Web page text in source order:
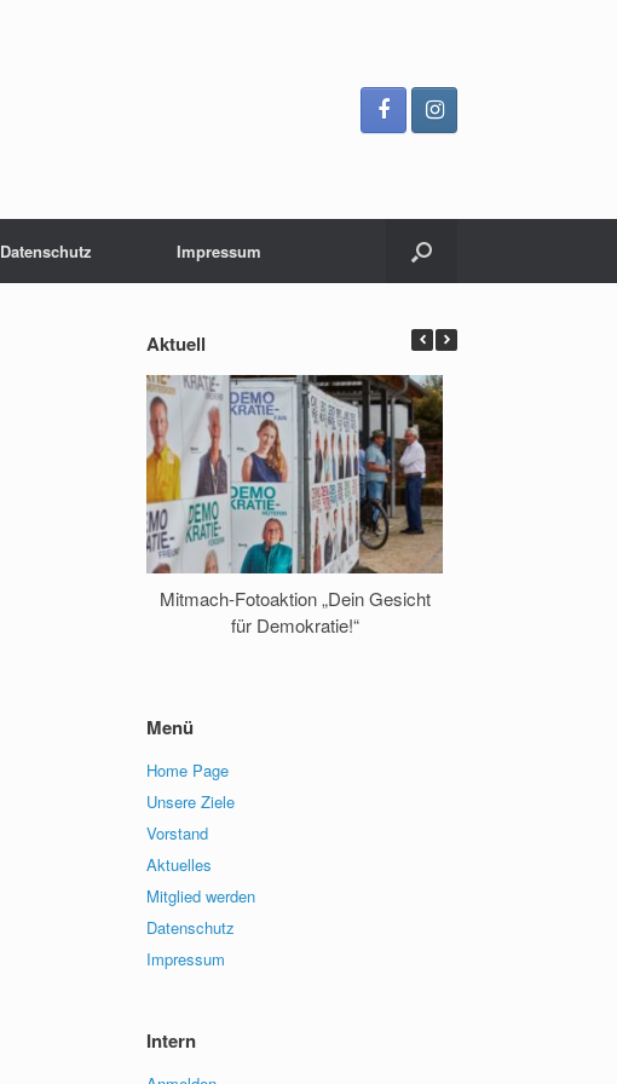
Datenschutz Impressum
Aktuell
Mitmach-Fotoaktion „Dein Gesicht
für Demokratie!“
Menü
Home Page
Unsere Ziele
Vorstand
Aktuelles
Mitglied werden
Datenschutz
Impressum
Intern